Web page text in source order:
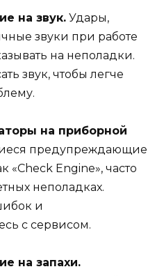
на звук. Удары,
звуки при работе
на неполадки.
звук, чтобы легче
на приборной
предупреждающие
«Check Engine», часто
неполадках.
и
с сервисом.
на запахи.